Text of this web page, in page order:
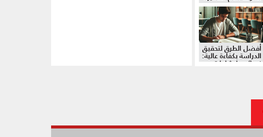
أفضل الطرق لتحقيق
الدراسة بكفاءة عالية:
نصائح وإرشادات